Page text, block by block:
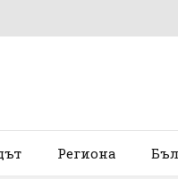
Региона